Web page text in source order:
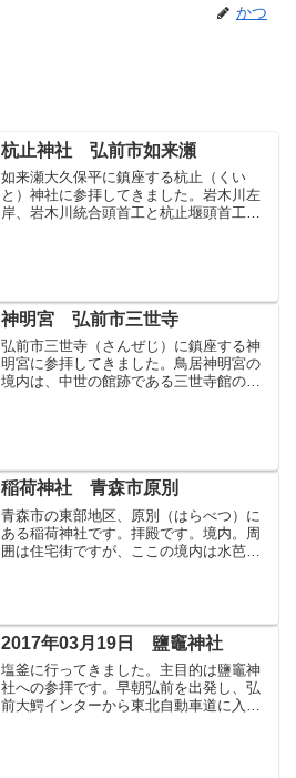
かつ
杭止神社 弘前市如来瀬
如来瀬大久保平に鎮座する杭止（くい
と）神社に参拝してきました。岩木川左
岸、岩木川統合頭首工と杭止堰頭首工の
神明宮 弘前市三世寺
弘前市三世寺（さんぜじ）に鎮座する神
明宮に参拝してきました。鳥居神明宮の
境内は、中世の館跡である三世寺館の一
稲荷神社 青森市原別
青森市の東部地区、原別（はらべつ）に
ある稲荷神社です。拝殿です。境内。周
囲は住宅街ですが、ここの境内は水芭蕉
2017年03月19日 鹽竈神社
塩釜に行ってきました。主目的は鹽竈神
社への参拝です。早朝弘前を出発し、弘
前大鰐インターから東北自動車道に入